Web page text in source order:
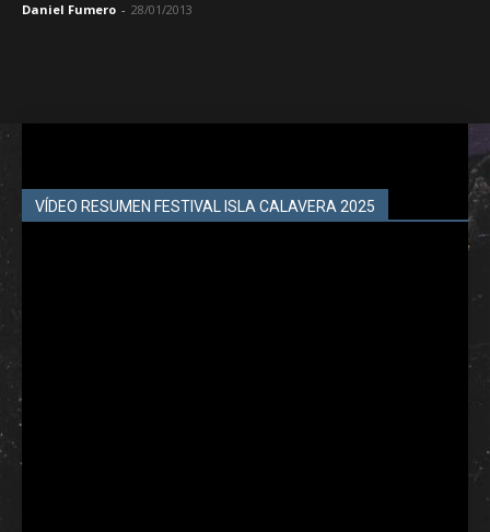
Daniel Fumero - 28/01/2013
VÍDEO RESUMEN FESTIVAL ISLA CALAVERA 2025